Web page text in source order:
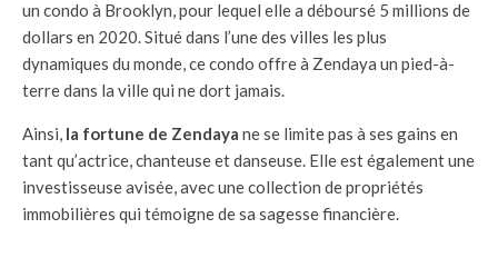
un condo à Brooklyn, pour lequel elle a déboursé 5 millions de
dollars en 2020. Situé dans l’une des villes les plus
dynamiques du monde, ce condo offre à Zendaya un pied-à-
terre dans la ville qui ne dort jamais.
Ainsi, la fortune de Zendaya ne se limite pas à ses gains en
tant qu’actrice, chanteuse et danseuse. Elle est également une
investisseuse avisée, avec une collection de propriétés
immobilières qui témoigne de sa sagesse financière.